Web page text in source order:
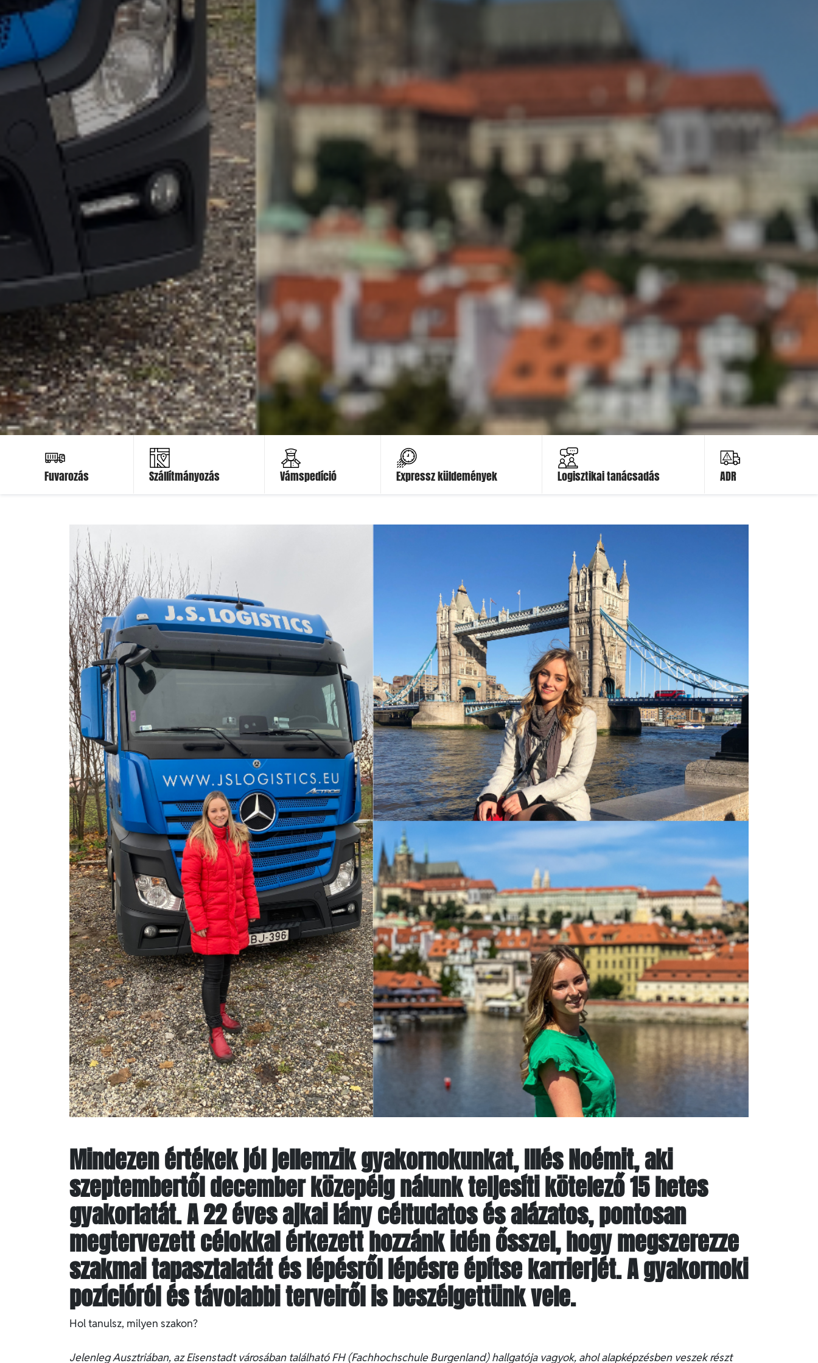
Fuvarozás Szállítmányozás
Ajánlatot kérek
Vámspedíció
Ajánlatot kérek
Expressz küldemények
Ajánlatot kérek
Logisztikai tanácsadás
Ajánlatot kérek
ADR
kérek
Mindezen értékek jól jellemzik gyakornokunkat, Illés Noémit, aki
szeptembertől december közepéig nálunk teljesíti kötelező 15 hetes
gyakorlatát. A 22 éves ajkai lány céltudatos és alázatos, pontosan
megtervezett célokkal érkezett hozzánk idén ősszel, hogy megszerezze
szakmai tapasztalatát és lépésről lépésre építse karrierjét. A gyakornoki
pozícióról és távolabbi terveiről is beszélgettünk vele.
Hol tanulsz, milyen szakon?
Jelenleg Ausztriában, az Eisenstadt városában található FH (Fachhochschule Burgenland) hallgatója vagyok, ahol alapképzésben veszek részt